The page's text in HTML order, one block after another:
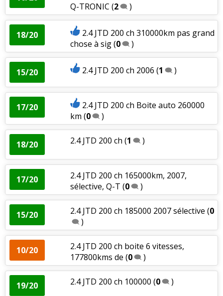
Q-TRONIC (2 )
18/20
2.4 JTD 200 ch 310000km pas grand
chose à sig(0 )
15/20 2.4 JTD 200 ch 2006 (1 )
17/20
2.4 JTD 200 ch Boite auto 260000
km (0 )
18/20 2.4 JTD 200 ch (1 )
17/20
2.4 JTD 200 ch 165000km, 2007,
sélective, Q-T (0 )
15/20 2.4 JTD 200 ch 185000 2007 sélective (0
)
10/20
2.4 JTD 200 ch boite 6 vitesses,
177800kms de (0 )
19/20 2.4 JTD 200 ch 100000 (0 )